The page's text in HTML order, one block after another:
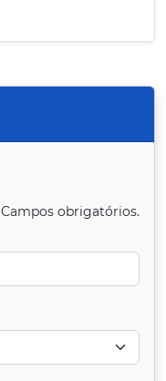
Campos obrigatórios.